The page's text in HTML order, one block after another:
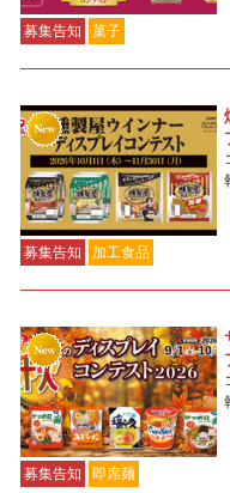
募集告知 菓子
募集告知 加工食品
募集告知 即席麺